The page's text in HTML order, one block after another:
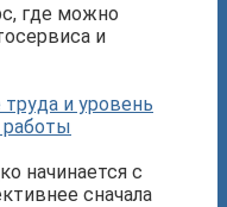
где можно
и
и уровень
работы
начинается с
сначала